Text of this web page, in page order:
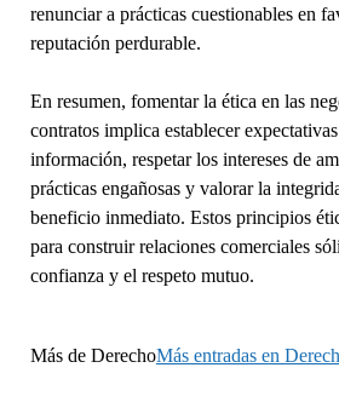
renunciar a prácticas cuestionables en
reputación perdurable.
En resumen, fomentar la ética en las
contratos implica establecer
información, respetar los intereses de
prácticas engañosas y valorar la
beneficio inmediato. Estos principios
para construir relaciones comerciales
confianza y el respeto mutuo.
Más de DerechoMás entradas en